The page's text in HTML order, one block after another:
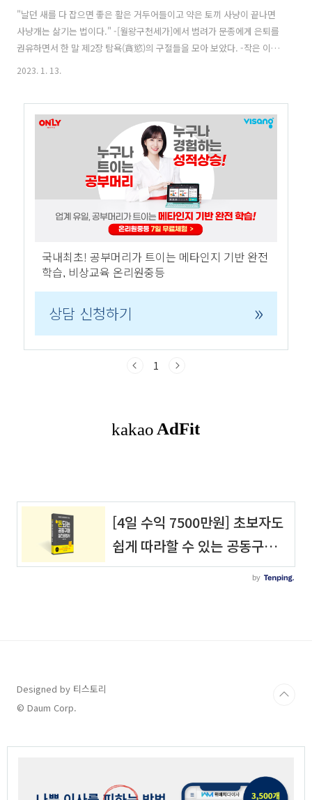
"날던 새를 다 잡으면 좋은 활은 거두어들이고 약은 토끼 사냥이 끝나면
사냥개는 삶기는 법이다." -[월왕구천세가]에서 범려가 문종에게 은퇴를
권유하면서 한 말 제2장 탐욕(貪慾)의 구절들을 모아 보았다. -작은 이익
을 탐하다가 나라의 멸망을 초래하다._우공(虞公) 탐욕스러운 마음은 한
사소한 이익에 마음이 동해서는 안 된다. 그럴 경우 누구라도 패가망신을
피할 수 없게 된다. ※ 지혜로운 사람의 눈으로 보면 '길을 빌려 괵나라를
치려는 전략'은 사기라는 사실을 바로 알 수 있다. 그러나 우공은 '훌륭한
말과 아름다운 옥벽'에 눈이 멀어 사기를 자초했다. 결국 자신의 ..
2023. 1. 13.
국내최초! 공부머리가 트이는 메타인지 기반 완전
학습, 비상교육 온리원중등
상담 신청하기 »
1
Designed by 티스토리
© Daum Corp.